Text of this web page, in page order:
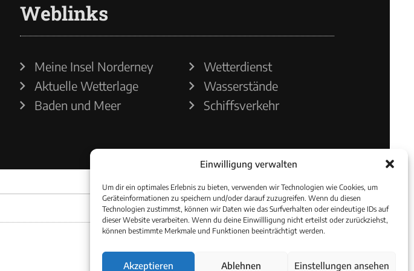
Einwilligung verwalten
Um dir ein optimales Erlebnis zu bieten, verwenden wir Technologien wie Cookies, um
Geräteinformationen zu speichern und/oder darauf zuzugreifen. Wenn du diesen
Technologien zustimmst, können wir Daten wie das Surfverhalten oder eindeutige IDs auf
dieser Website verarbeiten. Wenn du deine Einwillligung nicht erteilst oder zurückziehst,
können bestimmte Merkmale und Funktionen beeinträchtigt werden.
Akzeptieren Ablehnen Einstellungen ansehen
Weblinks
Meine Insel Norderney
Aktuelle Wetterlage
Baden und Meer
Wetterdienst
Wasserstände
Schiffsverkehr